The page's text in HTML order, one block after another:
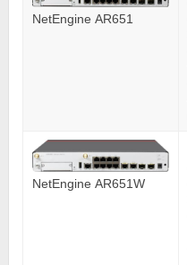
NetEngine AR651
NetEngine AR651W